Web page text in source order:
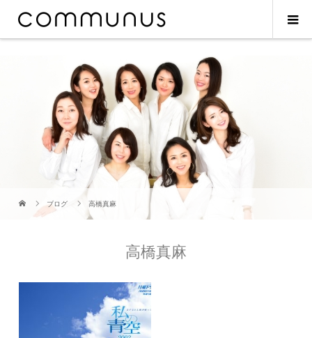
ブログ 高橋真麻
高橋真麻